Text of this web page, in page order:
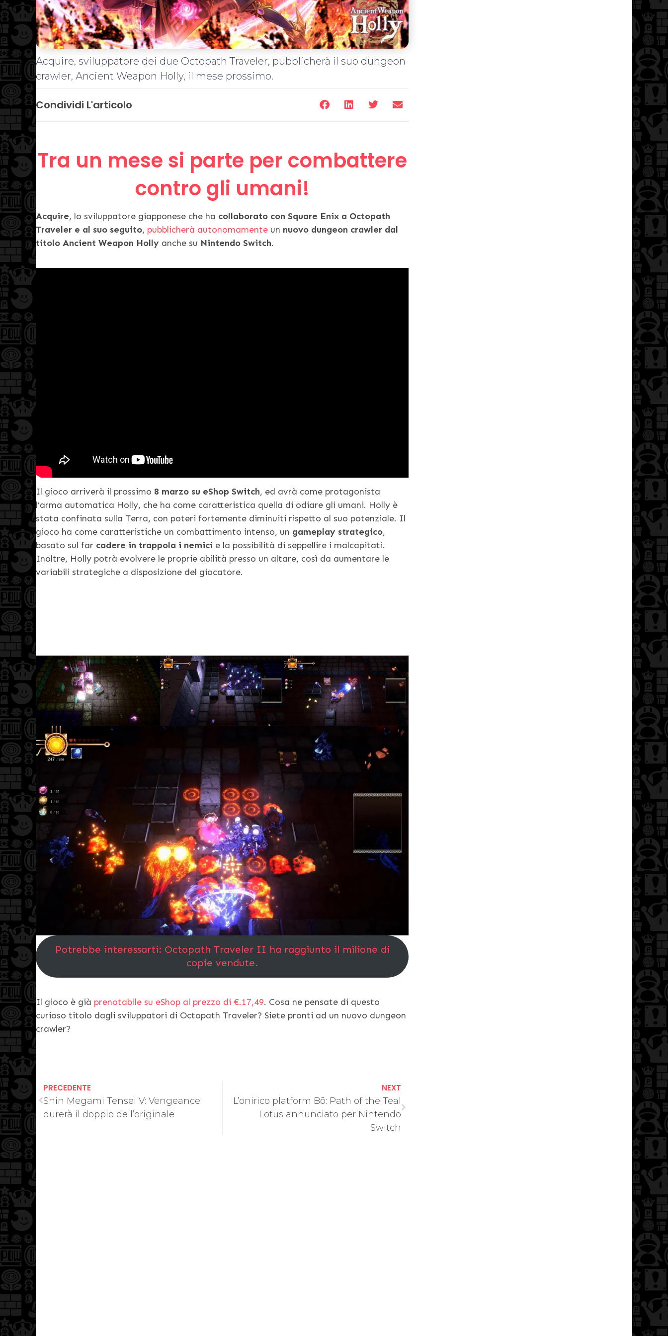
Acquire, sviluppatore dei due Octopath Traveler, pubblicherà il suo dungeon
crawler, Ancient Weapon Holly, il mese prossimo.
Condividi L'articolo
Tra un mese si parte per combattere
contro gli umani!
Acquire, lo sviluppatore giapponese che ha collaborato con Square Enix a Octopath
Traveler e al suo seguito, pubblicherà autonomamente un nuovo dungeon crawler dal
titolo Ancient Weapon Holly anche su Nintendo Switch.
Il gioco arriverà il prossimo 8 marzo su eShop Switch, ed avrà come protagonista
l’arma automatica Holly, che ha come caratteristica quella di odiare gli umani. Holly è
stata confinata sulla Terra, con poteri fortemente diminuiti rispetto al suo potenziale. Il
gioco ha come caratteristiche un combattimento intenso, un gameplay strategico,
basato sul far cadere in trappola i nemici e la possibilità di seppellire i malcapitati.
Inoltre, Holly potrà evolvere le proprie abilità presso un altare, così da aumentare le
variabili strategiche a disposizione del giocatore.
Potrebbe interessarti: Octopath Traveler II ha raggiunto il milione di
copie vendute.
Il gioco è già prenotabile su eShop al prezzo di €.17,49. Cosa ne pensate di questo
curioso titolo dagli sviluppatori di Octopath Traveler? Siete pronti ad un nuovo dungeon
crawler?
PRECEDENTE
Shin Megami Tensei V: Vengeance
durerà il doppio dell’originale
NEXT
L’onirico platform Bō: Path of the Teal
Lotus annunciato per Nintendo
Switch